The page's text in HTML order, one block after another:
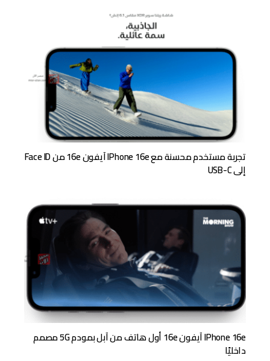
تجربة مستخدم محسنة مع IPhone 16e آيفون 16e من Face ID
إلى USB-C
IPhone 16e آيفون 16e أول هاتف من آبل بمودم 5G مصمم
داخليًا